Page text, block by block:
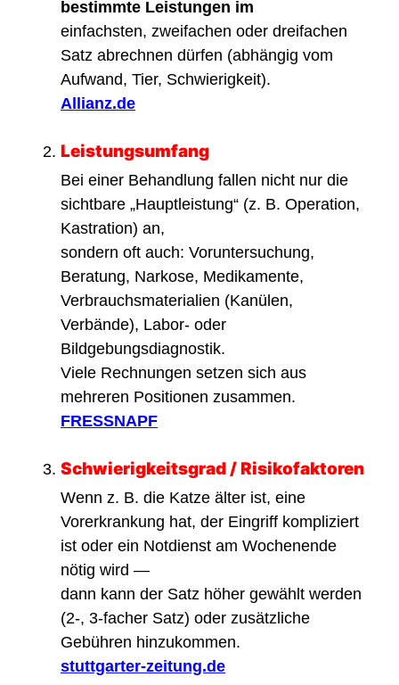
bestimmte Leistungen im
einfachsten, zweifachen oder dreifachen
Satz abrechnen dürfen (abhängig vom
Aufwand, Tier, Schwierigkeit).
Allianz.de
Leistungsumfang
Bei einer Behandlung fallen nicht nur die
sichtbare „Hauptleistung“ (z. B. Operation,
Kastration) an,
sondern oft auch: Voruntersuchung,
Beratung, Narkose, Medikamente,
Verbrauchsmaterialien (Kanülen,
Verbände), Labor- oder
Bildgebungsdiagnostik.
Viele Rechnungen setzen sich aus
mehreren Positionen zusammen.
FRESSNAPF
Schwierigkeitsgrad / Risikofaktoren
Wenn z. B. die Katze älter ist, eine
Vorerkrankung hat, der Eingriff kompliziert
ist oder ein Notdienst am Wochenende
nötig wird —
dann kann der Satz höher gewählt werden
(2-, 3-facher Satz) oder zusätzliche
Gebühren hinzukommen.
stuttgarter-zeitung.de